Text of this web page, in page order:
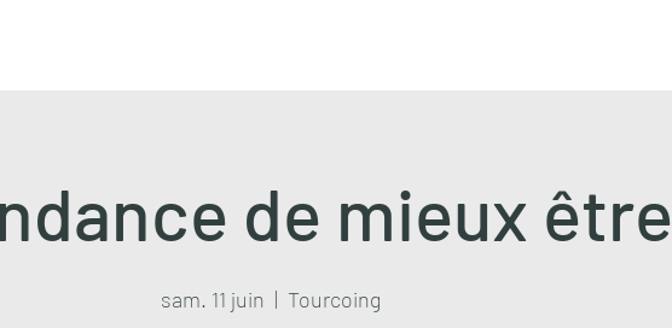
de mieux être
sam. 11 juin
  |
Tourcoing